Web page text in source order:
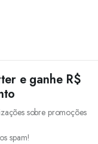
e ganhe R$
sobre promoções
spam!